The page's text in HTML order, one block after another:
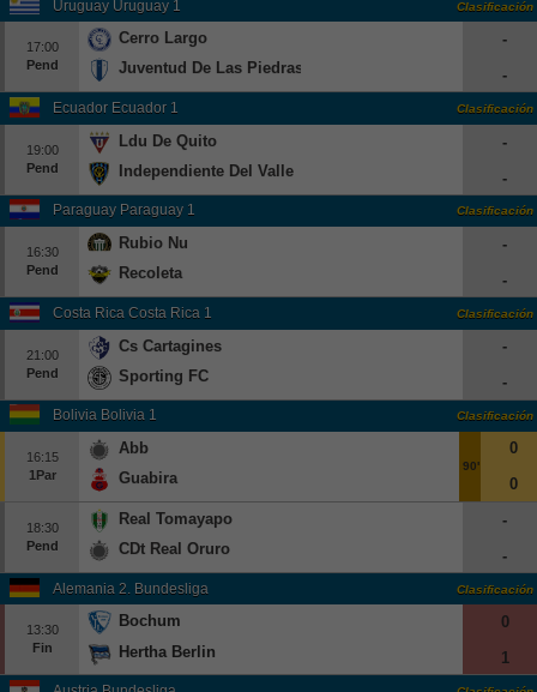
Uruguay Uruguay 1 Clasificación
17:00
Pend
Cerro Largo
Juventud De Las Piedras
-
-
Ecuador Ecuador 1 Clasificación
19:00
Pend
Ldu De Quito
Independiente Del Valle
-
-
Paraguay Paraguay 1 Clasificación
16:30
Pend
Rubio Nu
Recoleta
-
-
Costa Rica Costa Rica 1 Clasificación
21:00
Pend
Cs Cartagines
Sporting FC
-
-
Bolivia Bolivia 1 Clasificación
16:15
1Par
Abb
Guabira
90'
0
0
18:30
Pend
Real Tomayapo
CDt Real Oruro
-
-
Alemania 2. Bundesliga Clasificación
13:30
Fin
Bochum
Hertha Berlin
0
1